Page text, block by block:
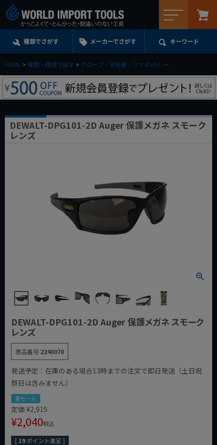
種類でさがす メーカーでさがす キーワード
HOME 種類・用途で探す グローブ・安全靴・ツナギe.t.c.
DEWALT-DPG101-2D Auger 保護メガネ スモーク
レンズ
DEWALT-DPG101-2D Auger 保護メガネ スモーク
レンズ
商品番号 2240070
発送予定：在庫のある場合13時までの注文で即日発送（土日祝
祭日は含みません）
夏セール
定価 ¥2,915
¥2,040税込
[ 19ポイント進呈 ]